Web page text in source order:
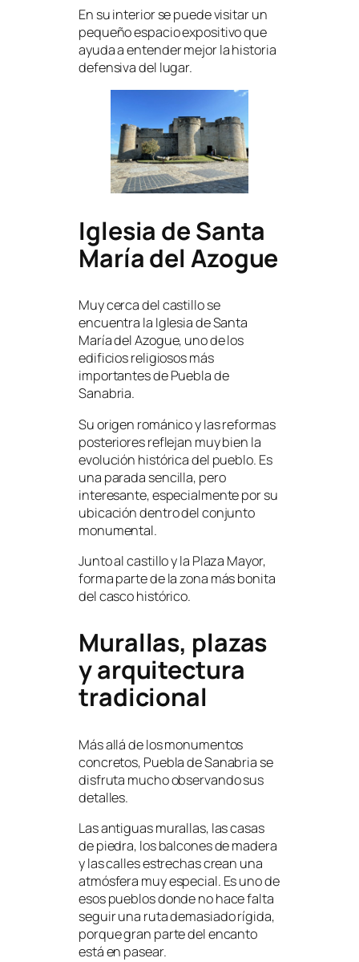
En su interior se puede visitar un
pequeño espacio expositivo que
ayuda a entender mejor la historia
defensiva del lugar.
Iglesia de Santa
María del Azogue
Muy cerca del castillo se
encuentra la Iglesia de Santa
María del Azogue, uno de los
edificios religiosos más
importantes de Puebla de
Sanabria.
Su origen románico y las reformas
posteriores reflejan muy bien la
evolución histórica del pueblo. Es
una parada sencilla, pero
interesante, especialmente por su
ubicación dentro del conjunto
monumental.
Junto al castillo y la Plaza Mayor,
forma parte de la zona más bonita
del casco histórico.
Murallas, plazas
y arquitectura
tradicional
Más allá de los monumentos
concretos, Puebla de Sanabria se
disfruta mucho observando sus
detalles.
Las antiguas murallas, las casas
de piedra, los balcones de madera
y las calles estrechas crean una
atmósfera muy especial. Es uno de
esos pueblos donde no hace falta
seguir una ruta demasiado rígida,
porque gran parte del encanto
está en pasear.